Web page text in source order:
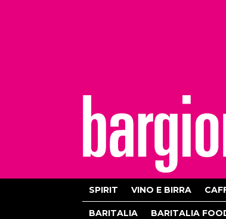
SPIRIT VINO E BIRRA
BARITALIA BARITALIA